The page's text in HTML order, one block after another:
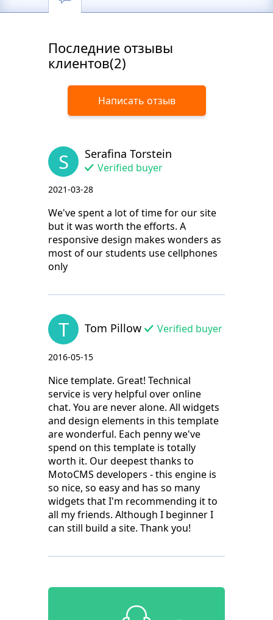
Последние отзывы
клиентов(2)
Написать отзыв
S Serafina Torstein
Verified buyer
2021-03-28
We've spent a lot of time for our site
but it was worth the efforts. A
responsive design makes wonders as
most of our students use cellphones
only
T Tom Pillow Verified buyer
2016-05-15
Nice template. Great! Technical
service is very helpful over online
chat. You are never alone. All widgets
and design elements in this template
are wonderful. Each penny we've
spend on this template is totally
worth it. Our deepest thanks to
MotoCMS developers - this engine is
so nice, so easy and has so many
widgets that I'm recommending it to
all my friends. Although I beginner I
can still build a site. Thank you!